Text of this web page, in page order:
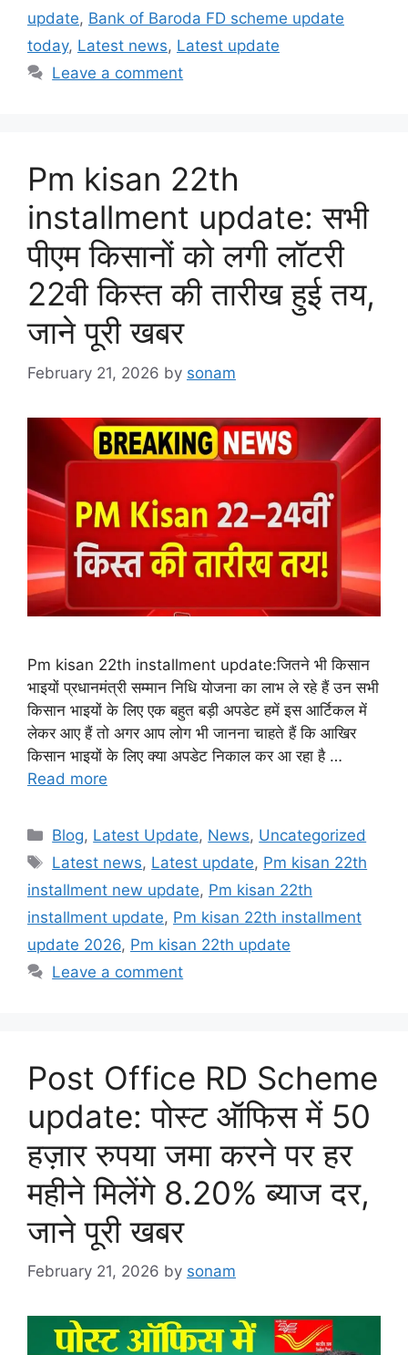
update, Bank of Baroda FD scheme update
today, Latest news, Latest update
Leave a comment
Pm kisan 22th
installment update: सभी
पीएम किसानों को लगी लॉटरी
22वी किस्त की तारीख हुई तय,
जाने पूरी खबर
February 21, 2026 by sonam
Pm kisan 22th installment update:जितने भी किसान
भाइयों प्रधानमंत्री सम्मान निधि योजना का लाभ ले रहे हैं उन सभी
किसान भाइयों के लिए एक बहुत बड़ी अपडेट हमें इस आर्टिकल में
लेकर आए हैं तो अगर आप लोग भी जानना चाहते हैं कि आखिर
किसान भाइयों के लिए क्या अपडेट निकाल कर आ रहा है …
Read more
Categories
Blog, Latest Update, News, Uncategorized
Tags
Latest news, Latest update, Pm kisan 22th
installment new update, Pm kisan 22th
installment update, Pm kisan 22th installment
update 2026, Pm kisan 22th update
Leave a comment
Post Office RD Scheme
update: पोस्ट ऑफिस में 50
हज़ार रुपया जमा करने पर हर
महीने मिलेंगे 8.20% ब्याज दर,
जाने पूरी खबर
February 21, 2026 by sonam